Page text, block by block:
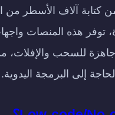
من كتابة آلاف الأسطر من
توفر هذه المنصات
للسحب والإفلات،
إلى البرمجة اليدوية.